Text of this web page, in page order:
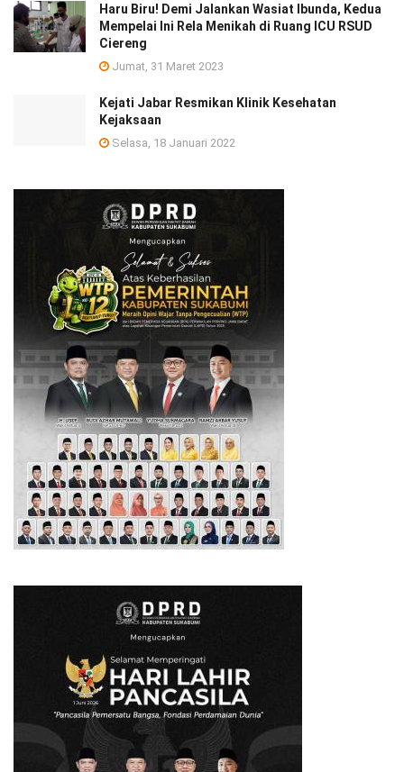
Haru Biru! Demi Jalankan Wasiat Ibunda, Kedua
Mempelai Ini Rela Menikah di Ruang ICU RSUD
Ciereng
Jumat, 31 Maret 2023
Kejati Jabar Resmikan Klinik Kesehatan
Kejaksaan
Selasa, 18 Januari 2022